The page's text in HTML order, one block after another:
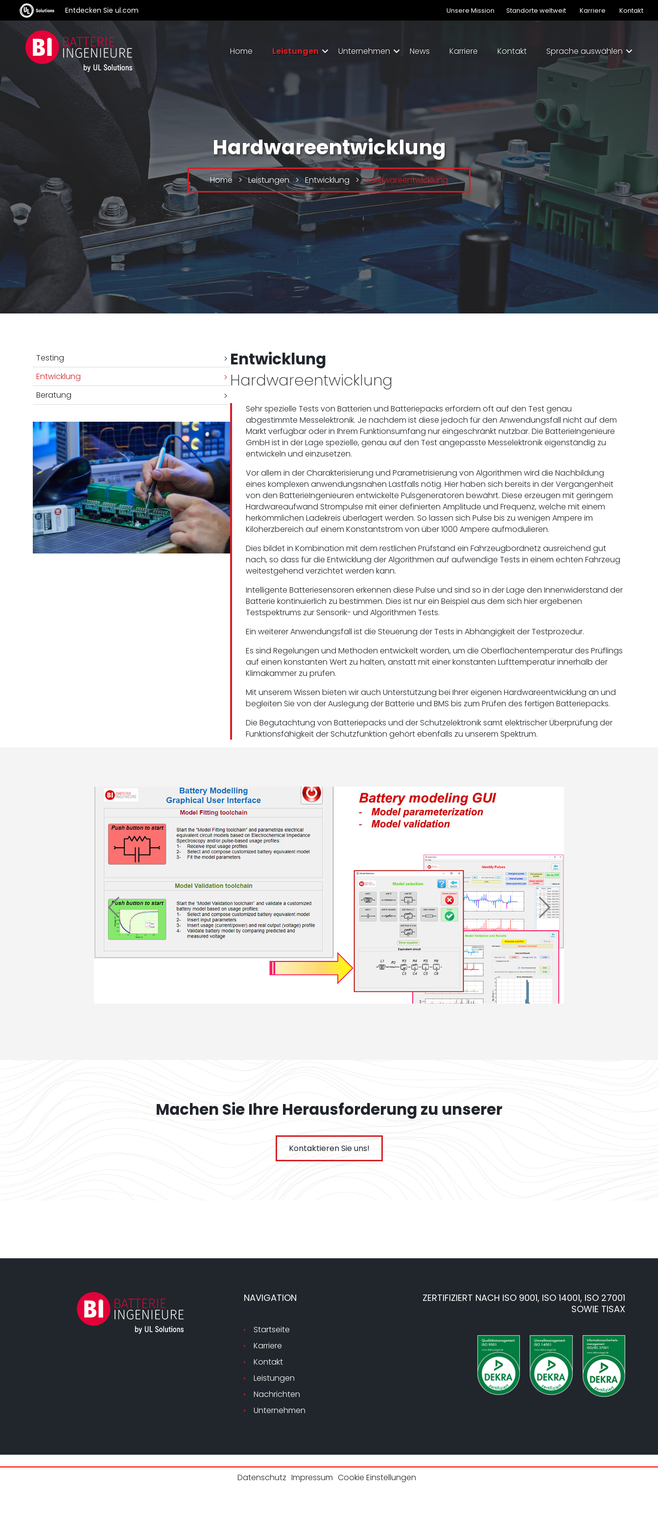
Entdecken Sie ul.com Unsere Mission Standorte weltweit Karriere Kontakt
Home Leistungen Unternehmen News Karriere Kontakt Sprache auswählen
Hardwareentwicklung
Home > Leistungen > Entwicklung > Hardwareentwicklung
Testing
Entwicklung
Beratung
Entwicklung
Hardwareentwicklung
Sehr spezielle Tests von Batterien und Batteriepacks erfordern oft auf den Test genau
abgestimmte Messelektronik. Je nachdem ist diese jedoch für den Anwendungsfall nicht auf dem
Markt verfügbar oder in Ihrem Funktionsumfang nur eingeschränkt nutzbar. Die BatterieIngenieure
GmbH ist in der Lage spezielle, genau auf den Test angepasste Messelektronik eigenständig zu
entwickeln und einzusetzen.
Vor allem in der Charakterisierung und Parametrisierung von Algorithmen wird die Nachbildung
eines komplexen anwendungsnahen Lastfalls nötig. Hier haben sich bereits in der Vergangenheit
von den BatterieIngenieuren entwickelte Pulsgeneratoren bewährt. Diese erzeugen mit geringem
Hardwareaufwand Strompulse mit einer definierten Amplitude und Frequenz, welche mit einem
herkömmlichen Ladekreis überlagert werden. So lassen sich Pulse bis zu wenigen Ampere im
Kiloherzbereich auf einem Konstantstrom von über 1000 Ampere aufmodulieren.
Dies bildet in Kombination mit dem restlichen Prüfstand ein Fahrzeugbordnetz ausreichend gut
nach, so dass für die Entwicklung der Algorithmen auf aufwendige Tests in einem echten Fahrzeug
weitestgehend verzichtet werden kann.
Intelligente Batteriesensoren erkennen diese Pulse und sind so in der Lage den Innenwiderstand der
Batterie kontinuierlich zu bestimmen. Dies ist nur ein Beispiel aus dem sich hier ergebenen
Testspektrums zur Sensorik- und Algorithmen Tests.
Ein weiterer Anwendungsfall ist die Steuerung der Tests in Abhängigkeit der Testprozedur.
Es sind Regelungen und Methoden entwickelt worden, um die Oberflächentemperatur des Prüflings
auf einen konstanten Wert zu halten, anstatt mit einer konstanten Lufttemperatur innerhalb der
Klimakammer zu prüfen.
Mit unserem Wissen bieten wir auch Unterstützung bei Ihrer eigenen Hardwareentwicklung an und
begleiten Sie von der Auslegung der Batterie und BMS bis zum Prüfen des fertigen Batteriepacks.
Die Begutachtung von Batteriepacks und der Schutzelektronik samt elektrischer Überprüfung der
Funktionsfähigkeit der Schutzfunktion gehört ebenfalls zu unserem Spektrum.
Machen Sie Ihre Herausforderung zu unserer
Kontaktieren Sie uns!
NAVIGATION
Startseite
Karriere
Kontakt
Leistungen
Nachrichten
Unternehmen
ZERTIFIZIERT NACH ISO 9001, ISO 14001, ISO 27001
SOWIE TISAX
Datenschutz Impressum Cookie Einstellungen